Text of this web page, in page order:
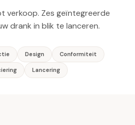
verkoop. Zes geïntegreerde
drank in blik te lanceren.
Design Conformiteit
Lancering